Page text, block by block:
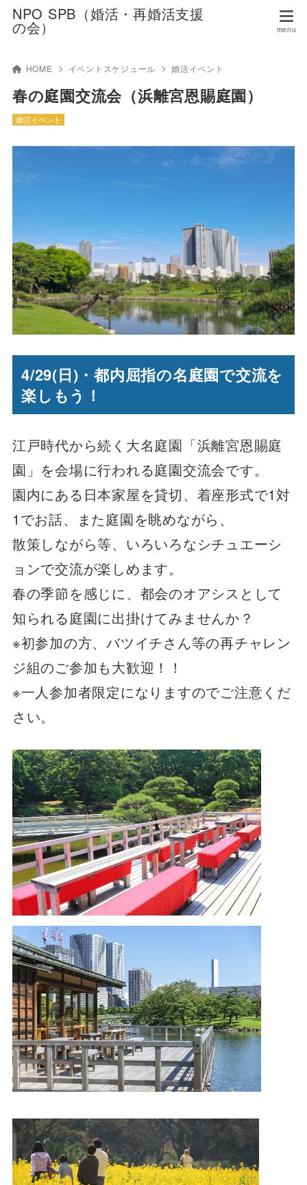
NPO SPB（婚活・再婚活支援
の会）
HOME イベントスケジュール 婚活イベント
春の庭園交流会（浜離宮恩賜庭園）
婚活イベント
4/29(日)・都内屈指の名庭園で交流を
楽しもう！
江戸時代から続く大名庭園「浜離宮恩賜庭
園」を会場に行われる庭園交流会です。
園内にある日本家屋を貸切、着座形式で1対
1でお話、また庭園を眺めながら、
散策しながら等、いろいろなシチュエーシ
ョンで交流が楽しめます。
春の季節を感じに、都会のオアシスとして
知られる庭園に出掛けてみませんか？
※初参加の方、バツイチさん等の再チャレン
ジ組のご参加も大歓迎！！
※一人参加者限定になりますのでご注意くだ
さい。